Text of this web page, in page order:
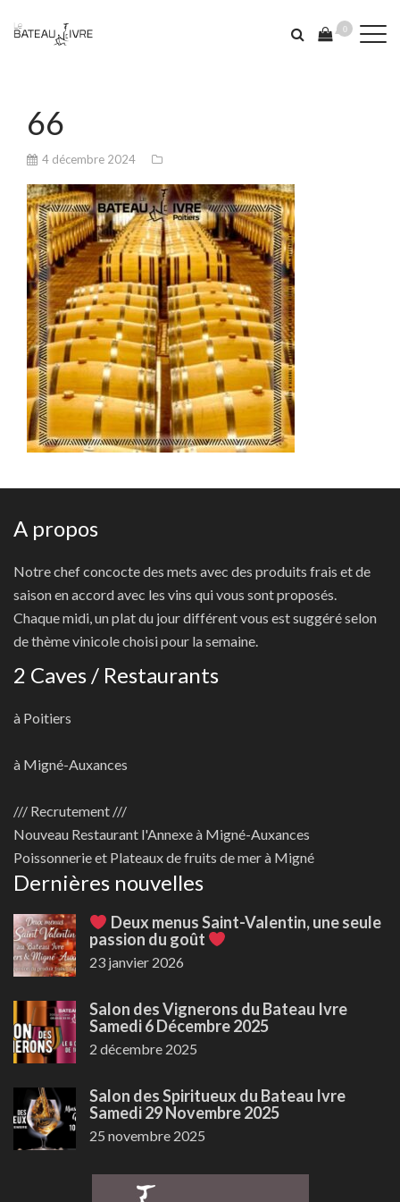
0
66
4 décembre 2024
A propos
Notre chef concocte des mets avec des produits frais et de
saison en accord avec les vins qui vous sont proposés.
Chaque midi, un plat du jour différent vous est suggéré selon
de thème vinicole choisi pour la semaine.
2 Caves / Restaurants
à Poitiers
à Migné-Auxances
/// Recrutement ///
Nouveau Restaurant l'Annexe à Migné-Auxances
Poissonnerie et Plateaux de fruits de mer à Migné
Dernières nouvelles
Deux menus Saint-Valentin, une seule
passion du goût
23 janvier 2026
Salon des Vignerons du Bateau Ivre
Samedi 6 Décembre 2025
2 décembre 2025
Salon des Spiritueux du Bateau Ivre
Samedi 29 Novembre 2025
25 novembre 2025